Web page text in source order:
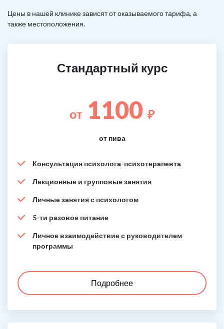
Цены в нашей клинике зависят от оказываемого тарифа, а
также местоположения.
Стандартный курс
от 1100 ₽
от пива
Консультация психолога-психотерапевта
Лекционные и групповые занятия
Личные занятия с психологом
5-ти разовое питание
Личное взаимодействие с руководителем
программы
Подробнее